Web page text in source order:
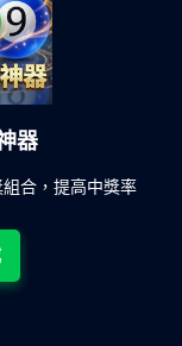
器
合，提高中獎率